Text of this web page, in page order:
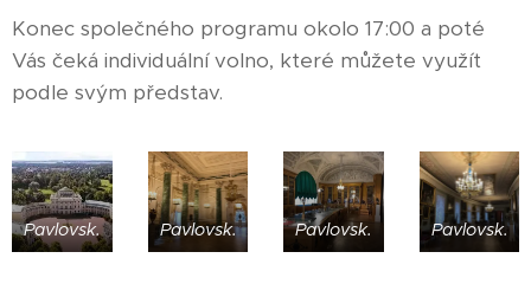
Konec společného programu okolo 17:00 a poté
Vás čeká individuální volno, které můžete využít
podle svým představ.
Pavlovsk. Pavlovsk. Pavlovsk. Pavlovsk.